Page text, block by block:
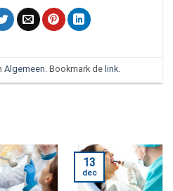
Algemeen. Bookmark de link.
13
dec